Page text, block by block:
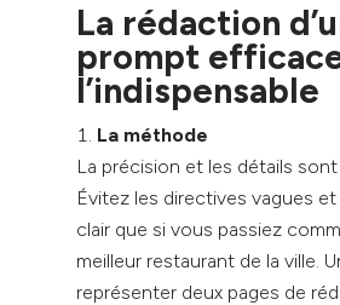
La rédaction
prompt
l’indispensable
La méthode
La précision et les détails sont
Évitez les directives vagues
clair que si vous passiez
meilleur restaurant de la ville.
représenter deux pages de